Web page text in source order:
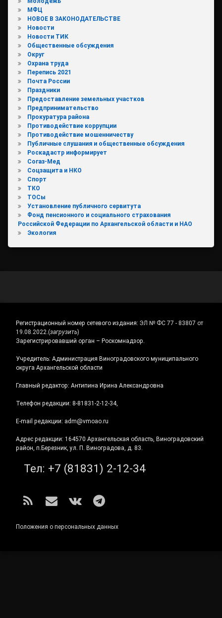
МФЦ
НОВОЕ В ЗАКОНОДАТЕЛЬСТВЕ
Новости
Новости ТИК
Общественные обсуждения
Округ
Охрана труда
Перепись 2021
Почта России
Праздники
Предоставление земельных участков
Предпринимательство
Прокуратура района
Противодействие коррупции
Противодействие мошенничеству
Публичные слушания и общественные обсуждения
Роскадастр информирует
Согаз-Мед
Соцзащита и НКО
Спорт
ТКО
ТОСы
Установление публичного сервитута
Фонд пенсионного и социального страхования
Российской Федерации по Архангельской области и НАО
Экология
Регистрационный номер сетевого издания: ЭЛ № ФС 77 - 83807 от
19.08.2022.(загрузить)
Зарегистрировавший орган – Роскомнадзор.
Учредитель: Администрация Виноградовского муниципального
округа Архангельской области
Главный редактор: Антипина Ирина Александровна
Телефон редакции: 8-81831-2-12-34,
E-mail редакции: adm@vmoao.ru
Адрес редакции: 164570 Архангельская область, Виноградовский
район, п.Березник, ул. П. Виноградова, д. 83.
Тел: +7 (81831) 2-12-34
RSS E-mailВКонтакте
Telegram
Положения о персональных данных